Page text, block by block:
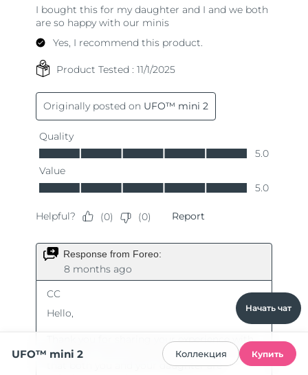
Начать чат
UFO™ mini 2 Коллекция Купить